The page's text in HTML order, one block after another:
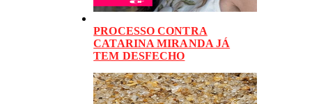
PROCESSO CONTRA
CATARINA MIRANDA JÁ
TEM DESFECHO